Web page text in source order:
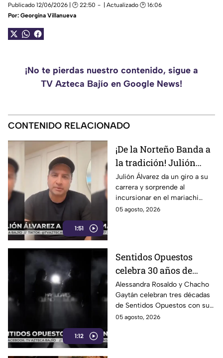
Publicado 12/06/2026 | 🕑 22:50
| Actualizado 🕑 16:06
Por: Georgina Villanueva
¡No te pierdas nuestro contenido, sigue a
TV Azteca Bajío en Google News!
CONTENIDO RELACIONADO
1:51
¡De la Norteño Banda a
la tradición! Julión
Álvarez sorprende al
cantar mariachi
Julión Álvarez da un giro a su
carrera y sorprende al
incursionar en el mariachi
tradicional con temas
05 agosto, 2026
1:12
Sentidos Opuestos
celebra 30 años de
música con show en
Auditorio Nacional
Alessandra Rosaldo y Chacho
Gaytán celebran tres décadas
de Sentidos Opuestos con su
gira y show en el Auditorio
05 agosto, 2026